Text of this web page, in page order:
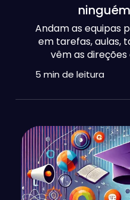
Andam as equipas
em tarefas, aulas,
vêm as
espacinho para
reunião. Neste artigo vamos ver como já
destas reuniões.
checks! Mas
a volta à
qualidade às
5 min de leitura